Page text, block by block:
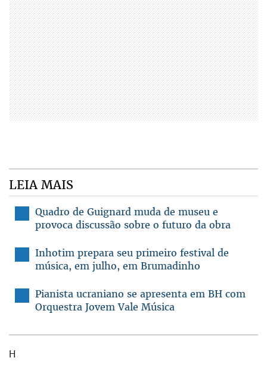
LEIA MAIS
Quadro de Guignard muda de museu e
provoca discussão sobre o futuro da obra
Inhotim prepara seu primeiro festival de
música, em julho, em Brumadinho
Pianista ucraniano se apresenta em BH com
Orquestra Jovem Vale Música
H